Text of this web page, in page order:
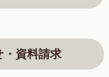
資料請求